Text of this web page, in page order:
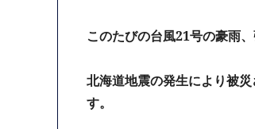
このたびの台風21号の豪雨
北海道地震の発生により被
す。